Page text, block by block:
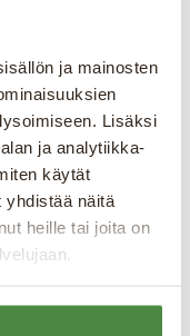
ja mainosten
Lisäksi
ja analytiikka-
käytät
yhdistää näitä
heille tai joita on
och
att
deras
arbetar på